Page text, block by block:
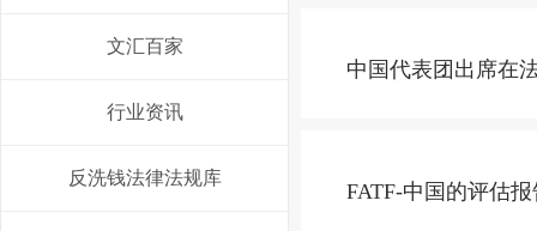
文汇百家
行业资讯
反洗钱法律法规库
中国代表团出席在
FATF-中国的评估报